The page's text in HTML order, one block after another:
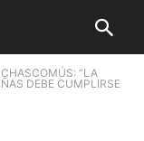
CHASCOMÚS: “LA
DEBE CUMPLIRSE